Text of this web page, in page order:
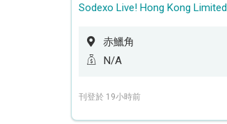
Sodexo Live! Hong Kong Limited
赤鱲角
N/A
刊登於 19小時前